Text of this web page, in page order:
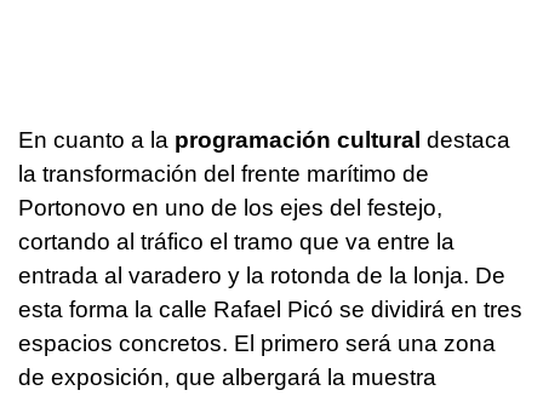
En cuanto a la programación cultural destaca
la transformación del frente marítimo de
Portonovo en uno de los ejes del festejo,
cortando al tráfico el tramo que va entre la
entrada al varadero y la rotonda de la lonja. De
esta forma la calle Rafael Picó se dividirá en tres
espacios concretos. El primero será una zona
de exposición, que albergará la muestra